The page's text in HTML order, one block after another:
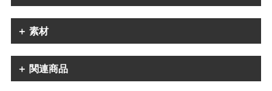
＋ 素材
＋ 関連商品